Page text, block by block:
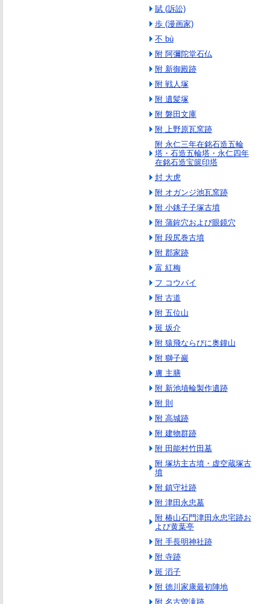
賦 (訴訟)
歩 (漫画家)
不 bù
附 阿彌陀堂石仏
附 新御殿跡
附 戦人塚
附 遺髪塚
附 磐田文庫
附 上野原瓦窯跡
附 永仁三年在銘石造五輪
塔・石造五輪塔・永仁四年
在銘石造宝篋印塔
封 大虎
附 オガンジ池瓦窯跡
附 小銚子子塚古墳
附 蒲鉾穴および眼鏡穴
附 段尻巻古墳
附 郡家跡
富 紅梅
フ コウバイ
附 古道
附 五位山
斑 坂介
附 猿飛ならびに奥鐘山
附 獅子巖
膚 主膳
附 新池埴輪製作遺跡
附 則
附 高城跡
附 建物群跡
附 田能村竹田墓
附 塚坊主古墳・虚空蔵塚古
墳
附 鎮守社跡
附 津田永忠墓
附 椿山石門津田永忠宅跡お
よび黄葉亭
附 手長明神社跡
附 寺跡
斑 滔子
附 徳川家康最初陣地
附 名古曽滝跡